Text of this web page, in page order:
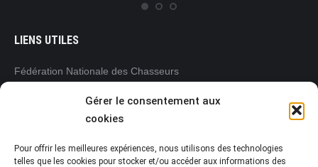
Gérer le consentement aux
cookies
Pour offrir les meilleures expériences, nous utilisons des technologies
telles que les cookies pour stocker et/ou accéder aux informations des
LIENS UTILES
Fédération Nationale des Chasseurs
Fédération Régionale des Chasseurs
Pays de la Loire
L’Office français de la biodiversité (OFB)